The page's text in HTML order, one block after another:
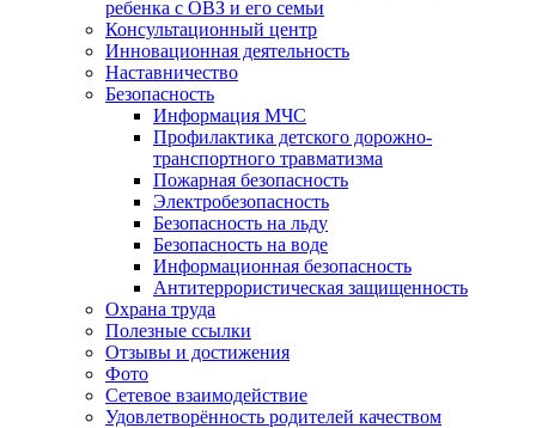
ребенка с ОВЗ и его семьи
Консультационный центр
Инновационная деятельность
Наставничество
Безопасность
Информация МЧС
Профилактика детского дорожно-
транспортного травматизма
Пожарная безопасность
Электробезопасность
Безопасность на льду
Безопасность на воде
Информационная безопасность
Антитеррористическая защищенность
Охрана труда
Полезные ссылки
Отзывы и достижения
Фото
Сетевое взаимодействие
Удовлетворённость родителей качеством